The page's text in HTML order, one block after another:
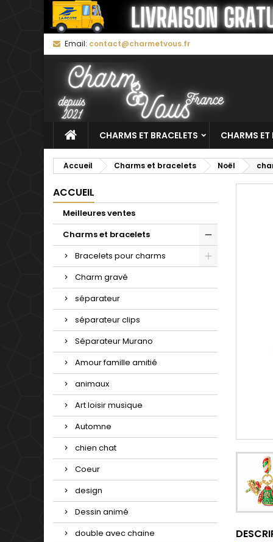
Email: contact@charmetvous.fr
CHARMS ET BRACELETS CHARMS ET
Accueil Charms et bracelets Noël
ACCUEIL
Meilleures ventes
Charms et bracelets
Bracelets pour charms
Charm gravé
séparateur
séparateur clips
Séparateur Murano
Amour famille amitié
animaux
Art loisir musique
Automne
chien chat
Coeur
design
Dessin animé
double avec chaine